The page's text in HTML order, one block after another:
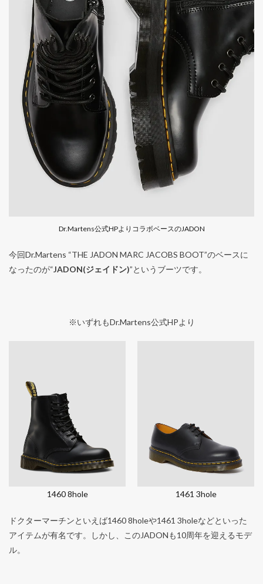
Dr.Martens公式HPよりコラボベースのJADON
今回Dr.Martens “THE JADON MARC JACOBS BOOT”のベースに
なったのが“JADON(ジェイドン)”というブーツです。
※いずれもDr.Martens公式HPより
1460 8hole 1461 3hole
ドクターマーチンといえば1460 8holeや1461 3holeなどといった
アイテムが有名です。しかし、このJADONも10周年を迎えるモデ
ル。